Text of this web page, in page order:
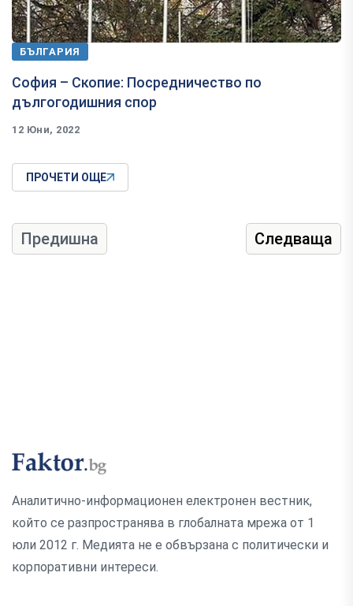
БЪЛГАРИЯ
София – Скопие: Посредничество по
дългогодишния спор
12 Юни, 2022
ПРОЧЕТИ ОЩЕ
Предишна Следваща
Аналитично-информационен електронен вестник,
който се разпространява в глобалната мрежа от 1
юли 2012 г. Медията не е обвързана с политически и
корпоративни интереси.